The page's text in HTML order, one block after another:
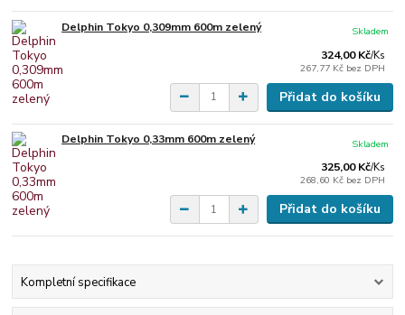
Delphin Tokyo 0,309mm 600m zelený
324,00 Kč/Ks
267,77 Kč bez DPH
Skladem
Přidat do košíku
Delphin Tokyo 0,33mm 600m zelený
325,00 Kč/Ks
268,60 Kč bez DPH
Skladem
Přidat do košíku
Kompletní specifikace